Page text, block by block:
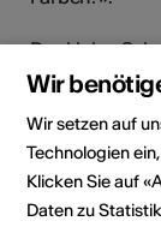
Der kleine
farblosen
davon ab, die
dabei ihre
Wir
Wir setzen auf
Technologien
Klicken Sie auf
Daten zu